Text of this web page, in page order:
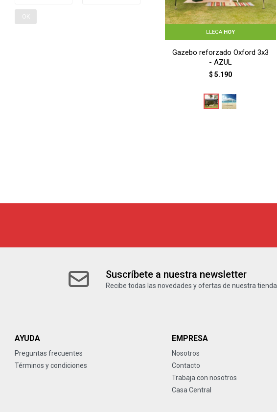
LLEGA HOY
Gazebo reforzado Oxford 3x3
- AZUL
$ 5.190
OK
Suscríbete a nuestra newsletter
Recibe todas las novedades y ofertas de nuestra tienda.
AYUDA
Preguntas frecuentes
Términos y condiciones
EMPRESA
Nosotros
Contacto
Trabaja con nosotros
Casa Central